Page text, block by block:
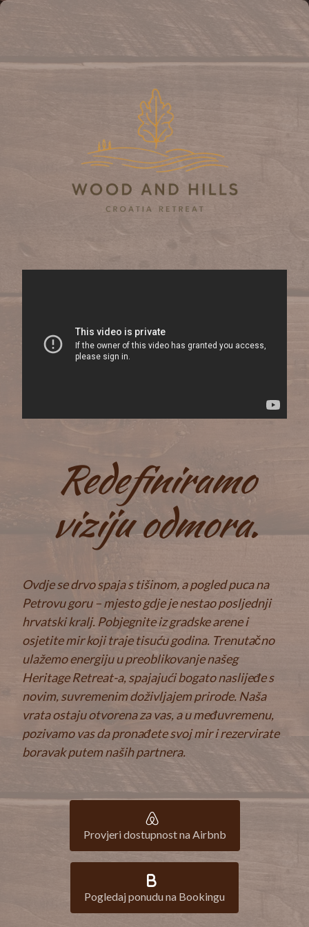
Redefiniramo
viziju odmora.
Ovdje se drvo spaja s tišinom, a pogled puca na
Petrovu goru – mjesto gdje je nestao posljednji
hrvatski kralj. Pobjegnite iz gradske arene i
osjetite mir koji traje tisuću godina. Trenutačno
ulažemo energiju u preoblikovanje našeg
Heritage Retreat-a, spajajući bogato naslijeđe s
novim, suvremenim doživljajem prirode. Naša
vrata ostaju otvorena za vas, a u međuvremenu,
pozivamo vas da pronađete svoj mir i rezervirate
boravak putem naših partnera.
Provjeri dostupnost na Airbnb
Pogledaj ponudu na Bookingu